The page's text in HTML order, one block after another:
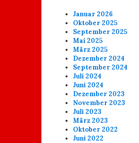
Januar 2026
Oktober 2025
September 2025
Mai 2025
März 2025
Dezember 2024
September 2024
Juli 2024
Juni 2024
Dezember 2023
November 2023
Juli 2023
März 2023
Oktober 2022
Juni 2022